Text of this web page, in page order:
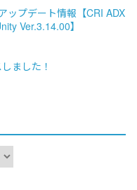
ップデート情報【CRI ADX
Ver.3.14.00】
ました！